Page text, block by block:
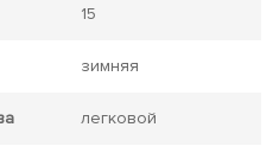
15
зимняя
легковой